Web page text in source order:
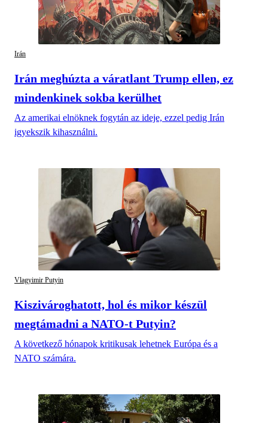
Irán
Irán meghúzta a váratlant Trump ellen, ez
mindenkinek sokba kerülhet
Az amerikai elnöknek fogytán az ideje, ezzel pedig Irán
igyekszik kihasználni.
Vlagyimir Putyin
Kiszivároghatott, hol és mikor készül
megtámadni a NATO-t Putyin?
A következő hónapok kritikusak lehetnek Európa és a
NATO számára.